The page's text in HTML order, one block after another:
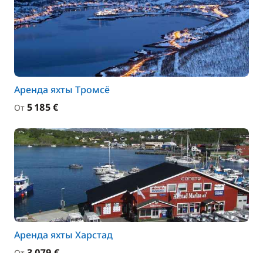
Аренда яхты Тромсё
От 5 185 €
Аренда яхты Харстад